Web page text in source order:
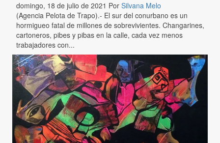
domingo, 18 de julio de 2021 Por Silvana Melo
(Agencia Pelota de Trapo).- El sur del conurbano es un
hormigueo fatal de millones de sobrevivientes. Changarines,
cartoneros, pibes y pibas en la calle, cada vez menos
trabajadores con...